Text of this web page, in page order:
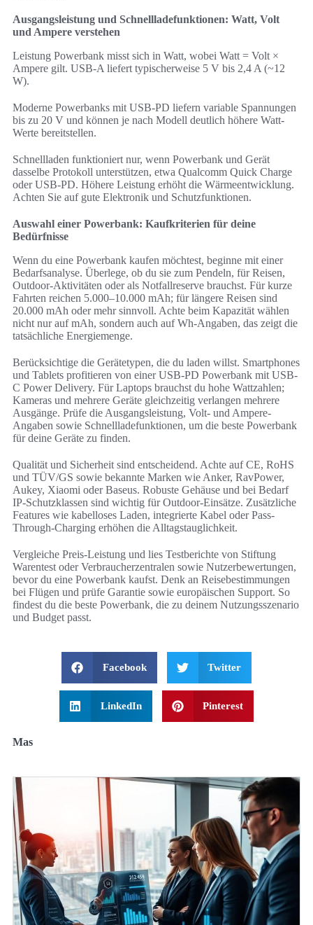
Ausgangsleistung und Schnellladefunktionen: Watt, Volt
und Ampere verstehen
Leistung Powerbank misst sich in Watt, wobei Watt = Volt ×
Ampere gilt. USB-A liefert typischerweise 5 V bis 2,4 A (~12
W).
Moderne Powerbanks mit USB-PD liefern variable Spannungen
bis zu 20 V und können je nach Modell deutlich höhere Watt-
Werte bereitstellen.
Schnellladen funktioniert nur, wenn Powerbank und Gerät
dasselbe Protokoll unterstützen, etwa Qualcomm Quick Charge
oder USB-PD. Höhere Leistung erhöht die Wärmeentwicklung.
Achten Sie auf gute Elektronik und Schutzfunktionen.
Auswahl einer Powerbank: Kaufkriterien für deine
Bedürfnisse
Wenn du eine Powerbank kaufen möchtest, beginne mit einer
Bedarfsanalyse. Überlege, ob du sie zum Pendeln, für Reisen,
Outdoor-Aktivitäten oder als Notfallreserve brauchst. Für kurze
Fahrten reichen 5.000–10.000 mAh; für längere Reisen sind
20.000 mAh oder mehr sinnvoll. Achte beim Kapazität wählen
nicht nur auf mAh, sondern auch auf Wh-Angaben, das zeigt die
tatsächliche Energiemenge.
Berücksichtige die Gerätetypen, die du laden willst. Smartphones
und Tablets profitieren von einer USB-PD Powerbank mit USB-
C Power Delivery. Für Laptops brauchst du hohe Wattzahlen;
Kameras und mehrere Geräte gleichzeitig verlangen mehrere
Ausgänge. Prüfe die Ausgangsleistung, Volt- und Ampere-
Angaben sowie Schnellladefunktionen, um die beste Powerbank
für deine Geräte zu finden.
Qualität und Sicherheit sind entscheidend. Achte auf CE, RoHS
und TÜV/GS sowie bekannte Marken wie Anker, RavPower,
Aukey, Xiaomi oder Baseus. Robuste Gehäuse und bei Bedarf
IP-Schutzklassen sind wichtig für Outdoor-Einsätze. Zusätzliche
Features wie kabelloses Laden, integrierte Kabel oder Pass-
Through-Charging erhöhen die Alltagstauglichkeit.
Vergleiche Preis-Leistung und lies Testberichte von Stiftung
Warentest oder Verbraucherzentralen sowie Nutzerbewertungen,
bevor du eine Powerbank kaufst. Denk an Reisebestimmungen
bei Flügen und prüfe Garantie sowie europäischen Support. So
findest du die beste Powerbank, die zu deinem Nutzungsszenario
und Budget passt.
Facebook Twitter
LinkedIn Pinterest
Mas